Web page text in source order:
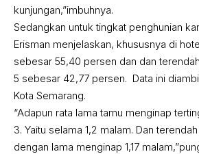
kunjungan,”imbuhnya.
Sedangkan untuk tingkat penghunian
Erisman menjelaskan, khususnya di
sebesar 55,40 persen dan dan
5 sebesar 42,77 persen. Data ini
Kota Semarang.
“Adapun rata lama tamu menginap
3. Yaitu selama 1,2 malam. Dan
dengan lama menginap 1,17